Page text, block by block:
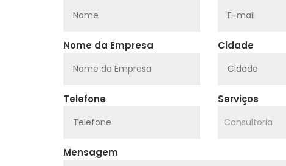
Nome da Empresa Cidade
Telefone Serviços
Mensagem